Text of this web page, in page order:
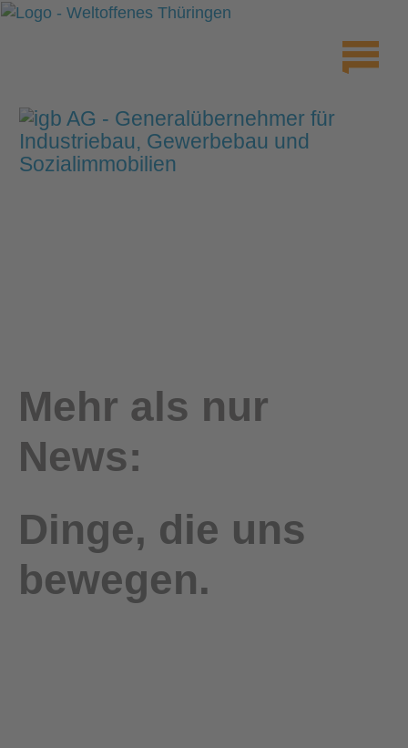
Mehr als nur
News:
Dinge, die uns
bewegen.